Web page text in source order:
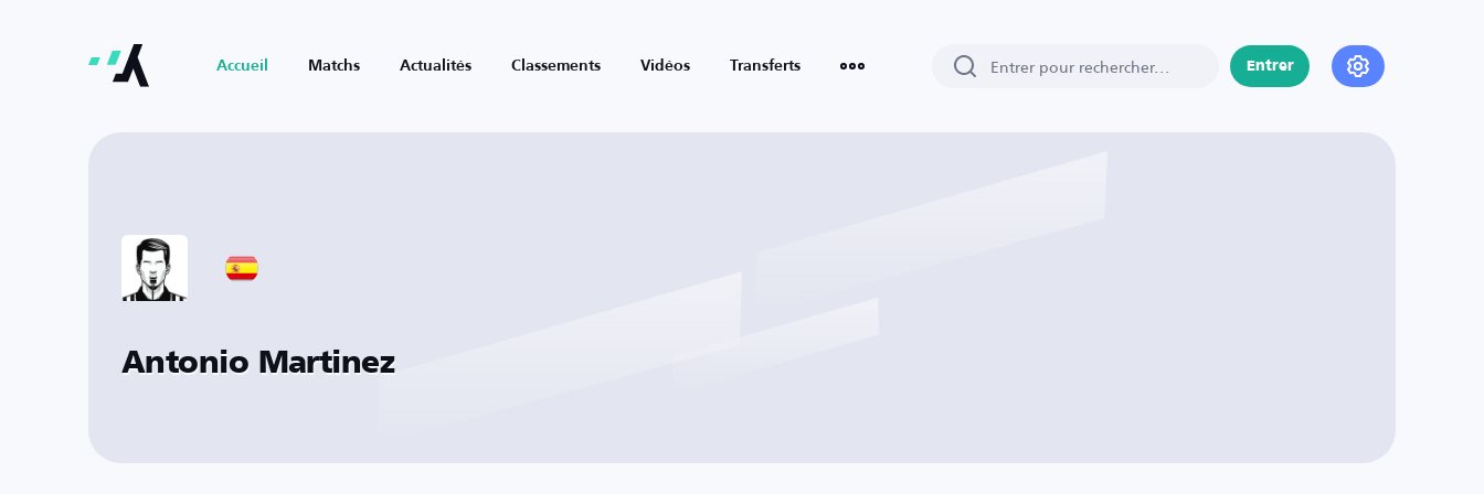
Accueil Matchs Actualités Classements Vidéos Transferts Entrer
Antonio Martinez